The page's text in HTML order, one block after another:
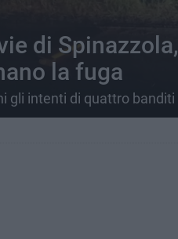
di Spinazzola,
la fuga
gli intenti di quattro banditi